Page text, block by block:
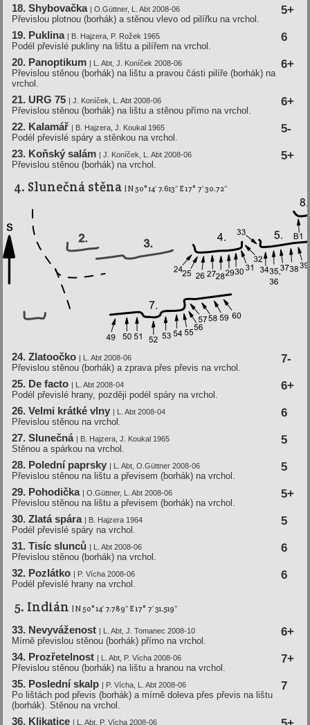
18. Shybovačka | O.Güttner, L. Abt 2008-06 5+
Převislou plotnou (borhák) a stěnou vlevo od pilířku na vrchol.
19. Puklina | B. Hajzera, P. Rožek 1965 6
Podél převislé pukliny na lištu a pilířem na vrchol.
20. Panoptikum | L. Abt, J. Koní­ček 2008-06 6+
Převislou stěnou (borhák) na lištu a pravou části pilíře (borhák) na
vrchol.
21. URG 75 | J. Koní­ček, L. Abt 2008-06 6+
Převislou stěnou (borhák) na lištu a stěnou přímo na vrchol.
22. Kalamář | B. Hajzera, J. Koukal 1965 5-
Podél převislé spáry a stěnkou na vrchol.
23. Koňský salám | J. Koní­ček, L. Abt 2008-06 5+
Převislou stěnou (borhák) na vrchol.
4. Slunečná stěna | N 50° 14′ 7.613″ E 17° 7′ 30.72″
24. Zlatoočko | L. Abt 2008-06 7-
Převislou stěnou (borhák) a zprava přes převis na vrchol.
25. De facto | L. Abt 2008-04 6+
Podél převislé hrany, později podél spáry na vrchol.
26. Velmi krátké vlny | L. Abt 2008-04 6
Převislou stěnou na vrchol.
27. Slunečná | B. Hajzera, J. Koukal 1965 5
Stěnou a spárkou na vrchol.
28. Polední­ paprsky | L. Abt, O.Güttner 2008-06 5
Převislou stěnou na lištu a převisem (borhák) na vrchol.
29. Pohodička | O.Güttner, L. Abt 2008-06 5+
Převislou stěnou na lištu a převisem (borhák) na vrchol.
30. Zlatá spára | B. Hajzera 1964 5
Podél převislé spáry na vrchol.
31. Tisí­c slunců | L. Abt 2008-06 6
Převislou stěnou (borhák) na vrchol.
32. Pozlátko | P. Ví­cha 2008-06 6
Podél převislé hrany na vrchol.
5. Indián | N 50° 14′ 7.789″ E 17° 7′ 31.519″
33. Nevyváženost | L. Abt, J. Tomanec 2008-10 6+
Mírně převislou stěnou (borhák) přímo na vrchol.
34. Prozřetelnost | L. Abt, P. Ví­cha 2008-06 7+
Převislou stěnou (borhák) na lištu a hranou na vrchol.
35. Poslední­ skalp | P. Ví­cha, L. Abt 2008-06 7
Po lištách pod převis (borhák) a mírně doleva přes převis na lištu
(borhák). Stěnou na vrchol.
36. Klikatice | L. Abt, P. Vícha 2008-06